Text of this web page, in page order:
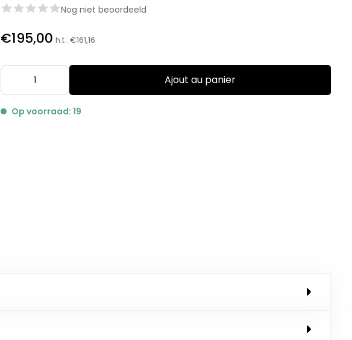
Nog niet beoordeeld
€195,00 h.t :€161,16
Ajout au panier
Op voorraad: 19